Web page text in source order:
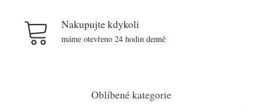
Nakupujte kdykoli
máme otevřeno 24 hodin denně
Oblíbené kategorie